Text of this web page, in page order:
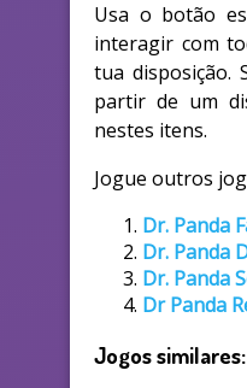
Usa o botão
interagir com
tua disposição.
partir de um
nestes itens.
Jogue outros
Dr. Panda
Dr. Panda
Dr. Panda
Dr Panda
Jogos similares: